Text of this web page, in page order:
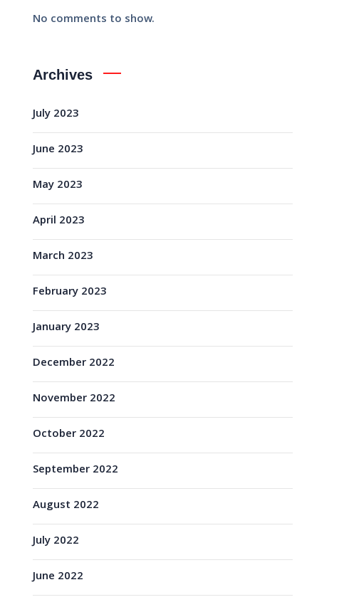
No comments to show.
Archives
July 2023
June 2023
May 2023
April 2023
March 2023
February 2023
January 2023
December 2022
November 2022
October 2022
September 2022
August 2022
July 2022
June 2022